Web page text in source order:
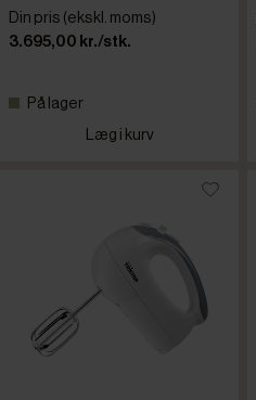
Din pris (ekskl. moms)
3.695,00 kr./stk.
På lager
Læg i kurv